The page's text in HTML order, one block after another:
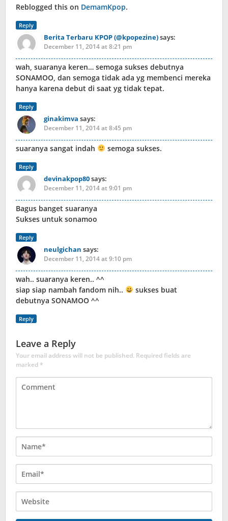
Reblogged this on DemamKpop.
Reply
Berita Terbaru KPOP (@kpopezine)says:
December 11, 2014 at 8:21 pm
wah, suaranya keren… semoga sukses debutnya
SONAMOO, dan semoga tidak ada yg membenci mereka
hanya karena debut di saat yg tidak tepat.
Reply
ginakimva says:
December 11, 2014 at 8:45 pm
suaranya sangat indah semoga sukses.
Reply
devinakpop80says:
December 11, 2014 at 9:01 pm
Bagus banget suaranya
Sukses untuk sonamoo
Reply
neulgichan says:
December 11, 2014 at 9:10 pm
wah.. suaranya keren.. ^^
siap siap nambah fandom nih..
sukses buat
debutnya SONAMOO ^^
Reply
Leave a Reply
Your email address will not be published. Required fields are
marked*